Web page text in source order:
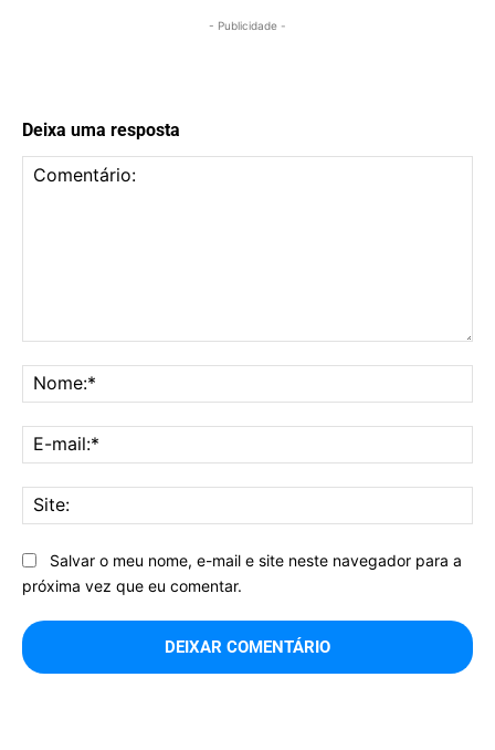
- Publicidade -
Deixa uma resposta
Salvar o meu nome, e-mail e site neste navegador para a
próxima vez que eu comentar.